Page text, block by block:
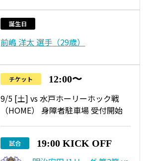
誕生日
前嶋 洋太 選手（29歳）
チケット 12:00〜
9/5 [土] vs 水戸ホーリーホック戦
（HOME） 身障者駐車場 受付開始
試合 19:00 KICK OFF